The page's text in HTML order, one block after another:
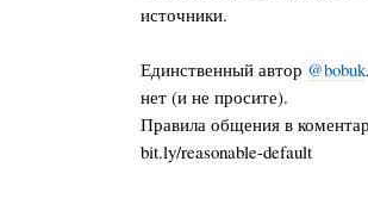
источники.
Единственный автор @bobuk
нет (и не просите).
Правила общения в
bit.ly/reasonable-default